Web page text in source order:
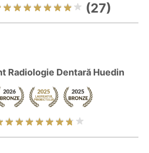
(27)
Radiologie Dentară Huedin